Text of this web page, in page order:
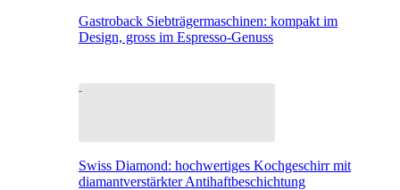
Gastroback Siebträgermaschinen: kompakt im
Design, gross im Espresso-Genuss
Swiss Diamond: hochwertiges Kochgeschirr mit
diamantverstärkter Antihaftbeschichtung